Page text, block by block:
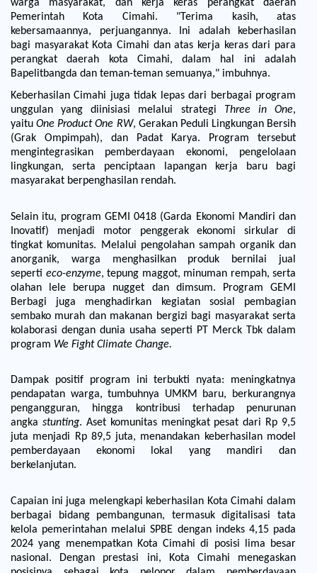
warga masyarakat, dan kerja keras perangkat daerah
Pemerintah Kota Cimahi. "Terima kasih, atas
kebersamaannya, perjuangannya. Ini adalah keberhasilan
bagi masyarakat Kota Cimahi dan atas kerja keras dari para
perangkat daerah kota Cimahi, dalam hal ini adalah
Bapelitbangda dan teman-teman semuanya," imbuhnya.
Keberhasilan Cimahi juga tidak lepas dari berbagai program
unggulan yang diinisiasi melalui strategi Three in One,
yaituOne Product One RW, Gerakan Peduli Lingkungan Bersih
(Grak Ompimpah), dan Padat Karya. Program tersebut
mengintegrasikan pemberdayaan ekonomi, pengelolaan
lingkungan, serta penciptaan lapangan kerja baru bagi
masyarakat berpenghasilan rendah.
Selain itu, program GEMI 0418 (Garda Ekonomi Mandiri dan
Inovatif) menjadi motor penggerak ekonomi sirkular di
tingkat komunitas. Melalui pengolahan sampah organik dan
anorganik, warga menghasilkan produk bernilai jual
seperti eco-enzyme, tepung maggot, minuman rempah, serta
olahan lele berupa nugget dan dimsum. Program GEMI
Berbagi juga menghadirkan kegiatan sosial pembagian
sembako murah dan makanan bergizi bagi masyarakat serta
kolaborasi dengan dunia usaha seperti PT Merck Tbk dalam
program We Fight Climate Change.
Dampak positif program ini terbukti nyata: meningkatnya
pendapatan warga, tumbuhnya UMKM baru, berkurangnya
pengangguran, hingga kontribusi terhadap penurunan
angka stunting. Aset komunitas meningkat pesat dari Rp 9,5
juta menjadi Rp 89,5 juta, menandakan keberhasilan model
pemberdayaan ekonomi lokal yang mandiri dan
berkelanjutan.
Capaian ini juga melengkapi keberhasilan Kota Cimahi dalam
berbagai bidang pembangunan, termasuk digitalisasi tata
kelola pemerintahan melalui SPBE dengan indeks 4,15 pada
2024 yang menempatkan Kota Cimahi di posisi lima besar
nasional.
Dengan prestasi ini, Kota Cimahi menegaskan